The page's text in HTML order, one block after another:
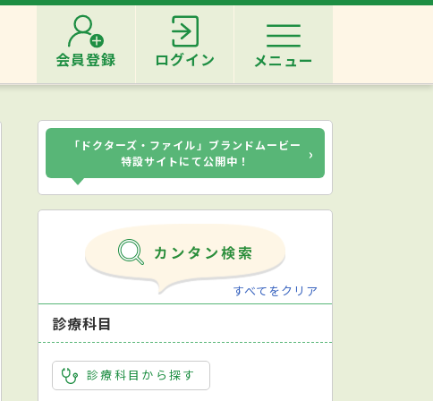
会員登録 ログイン メニュー
「ドクターズ・ファイル」ブランドムービー
特設サイトにて公開中！
›
すべてをクリア
診療科目
診療科目から探す